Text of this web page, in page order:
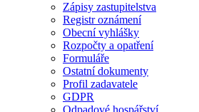
Zápisy zastupitelstva
Registr oznámení
Obecní vyhlášky
Rozpočty a opatření
Formuláře
Ostatní dokumenty
Profil zadavatele
GDPR
Odpadové hospářství